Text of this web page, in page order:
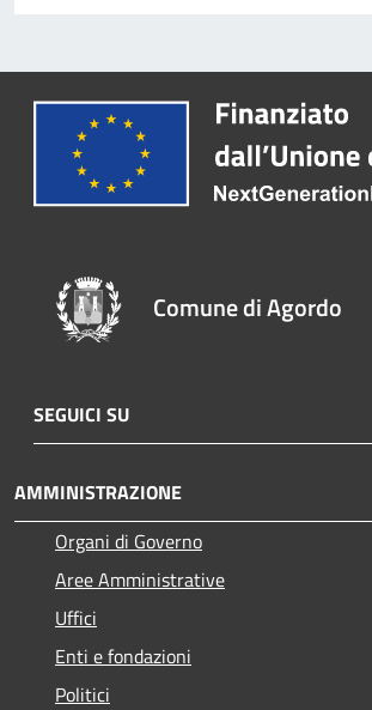
Comune di Agordo
SEGUICI SU
AMMINISTRAZIONE
Organi di Governo
Aree Amministrative
Uffici
Enti e fondazioni
Politici